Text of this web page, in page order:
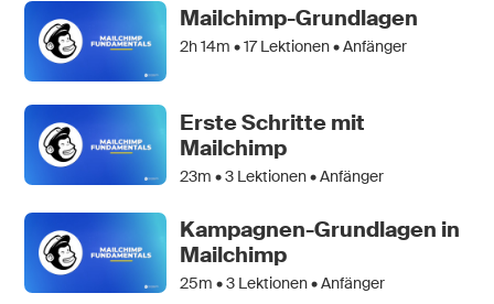
Mailchimp-Grundlagen
2h 14m •17Lektionen • Anfänger
Erste Schritte mit
Mailchimp
23m •3 Lektionen • Anfänger
Kampagnen-Grundlagen in
Mailchimp
25m •3 Lektionen • Anfänger